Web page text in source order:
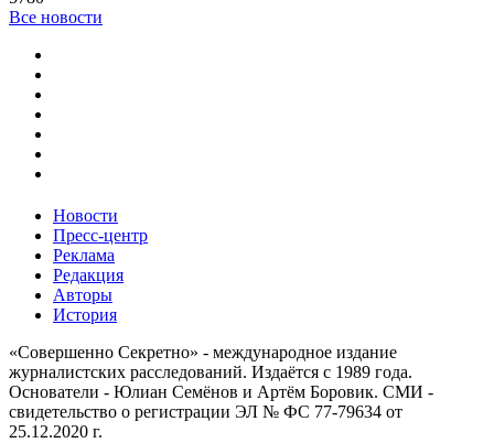
Все новости
Новости
Пресс-центр
Реклама
Редакция
Авторы
История
«Совершенно Секретно» - международное издание
журналистских расследований. Издаётся с 1989 года.
Основатели - Юлиан Семёнов и Артём Боровик. CМИ -
свидетельство о регистрации ЭЛ № ФС 77-79634 от
25.12.2020 г.